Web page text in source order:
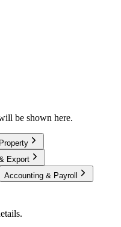
be shown here.
Export
Accounting & Payroll